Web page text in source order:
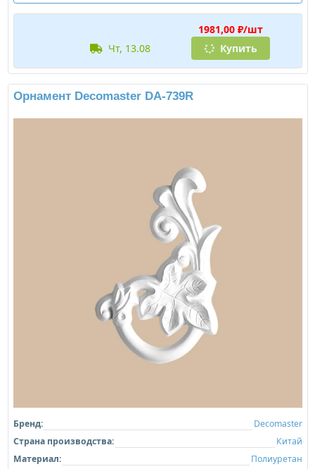
1981,00 ₽/шт
чт, 13.08
Купить
Орнамент Decomaster DA-739R
Бренд:
Decomaster
Страна производства:
Китай
Материал:
Полиуретан